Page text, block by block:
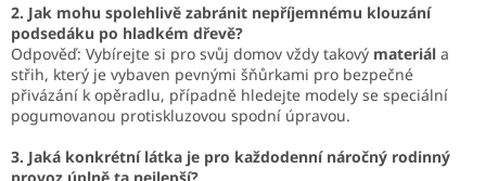
2. Jak mohu spolehlivě zabránit nepříjemnému klouzání
podsedáku po hladkém dřevě?
Odpověď: Vybírejte si pro svůj domov vždy takový materiál a
střih, který je vybaven pevnými šňůrkami pro bezpečné
přivázání k opěradlu, případně hledejte modely se speciální
pogumovanou protiskluzovou spodní úpravou.
3. Jaká konkrétní látka je pro každodenní náročný rodinný